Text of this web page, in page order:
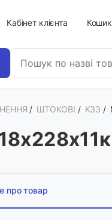
Кабінет клієнта Кошик
/ ШТОКОВІ / K33 /
про товар